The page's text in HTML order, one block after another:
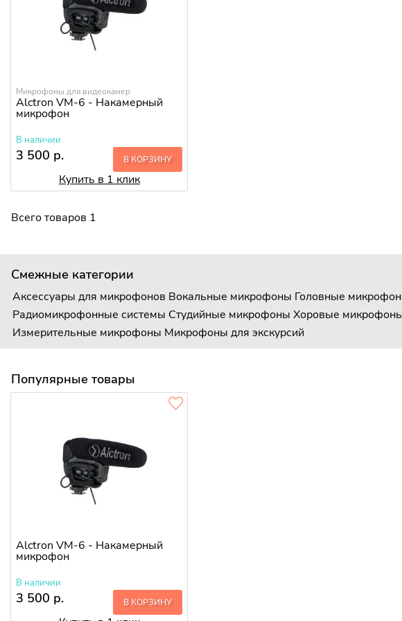
Микрофоны для видеокамер
Alctron VM-6 - Накамерный
микрофон
В наличии
3 500 р. В КОРЗИНУ
Купить в 1 клик
Всего товаров 1
Смежные категории
Аксессуары для микрофонов Вокальные микрофоны Головные
Радиомикрофонные системы Студийные микрофоны Хоровые
Измерительные микрофоны Микрофоны для экскурсий
Популярные товары
Alctron VM-6 - Накамерный
микрофон
В наличии
3 500 р. В КОРЗИНУ